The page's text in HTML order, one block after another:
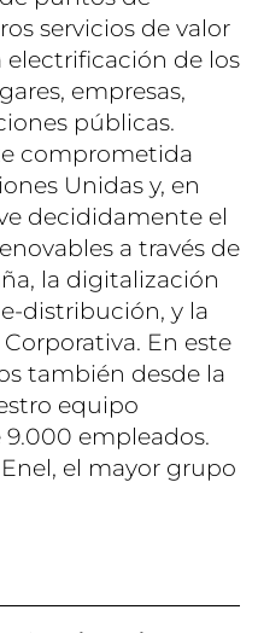
servicios de valor
de los
empresas,
públicas.
comprometida
Unidas y, en
decididamente el
a través de
la digitalización
distribución, y la
En este
también desde la
equipo
empleados.
el mayor grupo